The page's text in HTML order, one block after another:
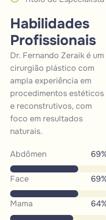
Habilidades
Profissionais
Dr. Fernando Zeraik é um
cirurgião plástico com
ampla experiência em
procedimentosestéticos
e reconstrutivos, com
foco em resultados
naturais.
Abdômen 81
Face 81
Mama 76